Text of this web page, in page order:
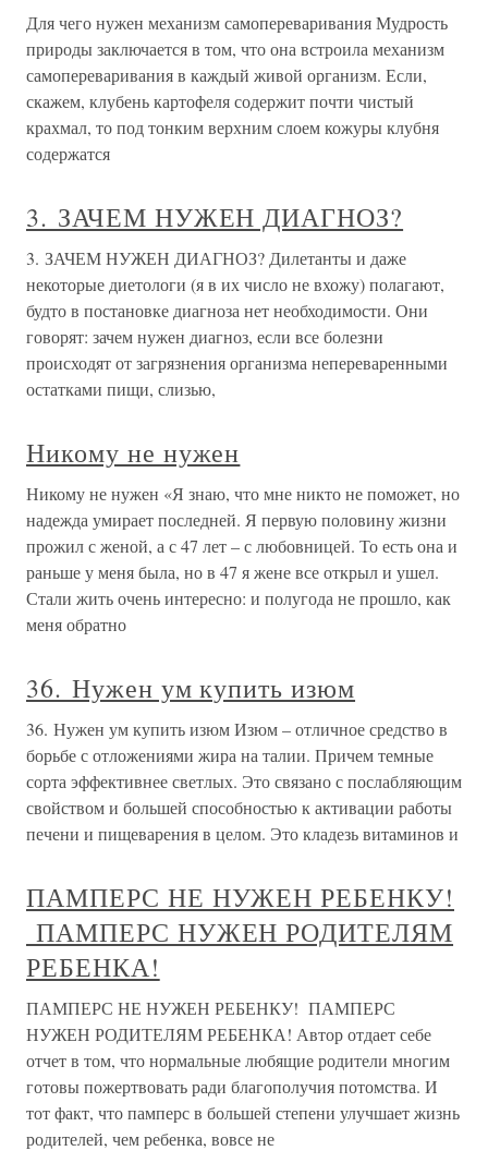
Для чего нужен механизм самопереваривания Мудрость
природы заключается в том, что она встроила механизм
самопереваривания в каждый живой организм. Если,
скажем, клубень картофеля содержит почти чистый
крахмал, то под тонким верхним слоем кожуры клубня
содержатся
3. ЗАЧЕМ НУЖЕН ДИАГНОЗ?
3. ЗАЧЕМ НУЖЕН ДИАГНОЗ? Дилетанты и даже
некоторые диетологи (я в их число не вхожу) полагают,
будто в постановке диагноза нет необходимости. Они
говорят: зачем нужен диагноз, если все болезни
происходят от загрязнения организма непереваренными
остатками пищи, слизью,
Никому не нужен
Никому не нужен «Я знаю, что мне никто не поможет, но
надежда умирает последней. Я первую половину жизни
прожил с женой, а с 47 лет – с любовницей. То есть она и
раньше у меня была, но в 47 я жене все открыл и ушел.
Стали жить очень интересно: и полугода не прошло, как
меня обратно
36. Нужен ум купить изюм
36. Нужен ум купить изюм Изюм – отличное средство в
борьбе с отложениями жира на талии. Причем темные
сорта эффективнее светлых. Это связано с послабляющим
свойством и большей способностью к активации работы
печени и пищеварения в целом. Это кладезь витаминов и
ПАМПЕРС НЕ НУЖЕН РЕБЕНКУ!
ПАМПЕРС НУЖЕН РОДИТЕЛЯМ
РЕБЕНКА!
ПАМПЕРС НЕ НУЖЕН РЕБЕНКУ! ПАМПЕРС
НУЖЕН РОДИТЕЛЯМ РЕБЕНКА! Автор отдает себе
отчет в том, что нормальные любящие родители многим
готовы пожертвовать ради благополучия потомства. И
тот факт, что памперс в большей степени улучшает жизнь
родителей, чем ребенка, вовсе не